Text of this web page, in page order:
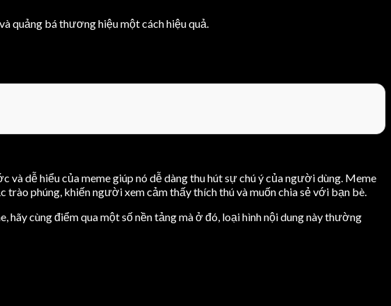
quảng bá thương hiệu một cách hiệu quả.
dễ hiểu của meme giúp nó dễ dàng thu hút sự chú ý của người dùng. Meme
phúng, khiến người xem cảm thấy thích thú và muốn chia sẻ với bạn bè.
cùng điểm qua một số nền tảng mà ở đó, loại hình nội dung này thường